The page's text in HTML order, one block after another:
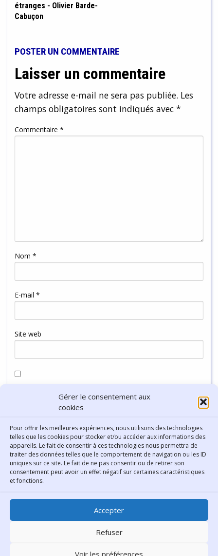
Gérer le consentement aux
cookies
Pour offrir les meilleures expériences, nous utilisons des technologies
telles que les cookies pour stocker et/ou accéder aux informations des
appareils. Le fait de consentir à ces technologies nous permettra de
traiter des données telles que le comportement de navigation ou les ID
uniques sur ce site. Le fait de ne pas consentir ou de retirer son
consentement peut avoir un effet négatif sur certaines caractéristiques
et fonctions.
Accepter
Refuser
Voir les préférences
étranges - Olivier Barde-
Cabuçon
POSTER UN COMMENTAIRE
Laisser un commentaire
Votre adresse e-mail ne sera pas publiée. Les
champs obligatoires sont indiqués avec *
Commentaire *
Nom *
E-mail *
Site web
navigateur pour mon prochain commentaire.
Bibliothèque municipale de
Lyon
30 Boulevard Vivier-Merle